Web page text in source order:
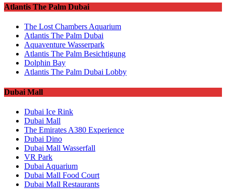
Atlantis The Palm Dubai
The Lost Chambers Aquarium
Atlantis The Palm Dubai
Aquaventure Wasserpark
Atlantis The Palm Besichtigung
Dolphin Bay
Atlantis The Palm Dubai Lobby
Dubai Mall
Dubai Ice Rink
Dubai Mall
The Emirates A380 Experience
Dubai Dino
Dubai Mall Wasserfall
VR Park
Dubai Aquarium
Dubai Mall Food Court
Dubai Mall Restaurants